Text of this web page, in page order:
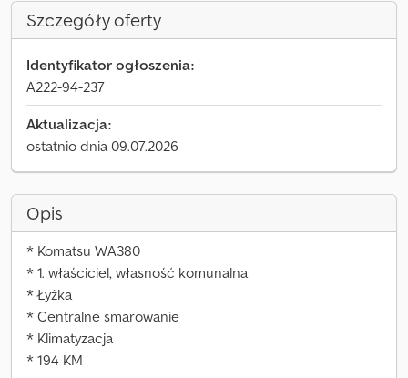
Szczegóły oferty
Identyfikator ogłoszenia:
A222-94-237
Aktualizacja:
ostatnio dnia 09.07.2026
Opis
* Komatsu WA380
* 1. właściciel, własność komunalna
* Łyżka
* Centralne smarowanie
* Klimatyzacja
* 194 KM